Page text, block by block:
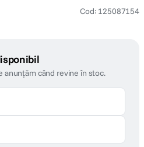
Cod: 125087154
anunțăm când revine în stoc.